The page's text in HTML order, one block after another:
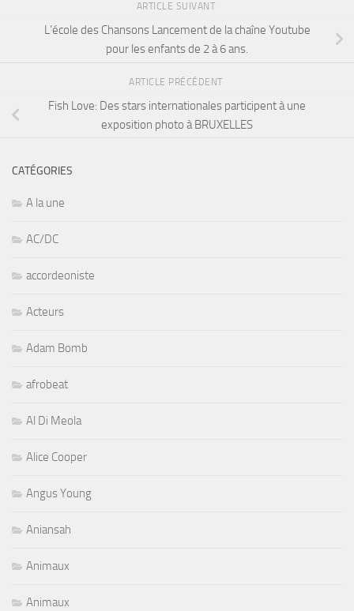
ARTICLE SUIVANT
L’école des Chansons Lancement de la chaîne Youtube
pour les enfants de 2 à 6 ans.
ARTICLE PRÉCÉDENT
Fish Love: Des stars internationales participent à une
exposition photo à BRUXELLES
CATÉGORIES
A la une
AC/DC
accordeoniste
Acteurs
Adam Bomb
afrobeat
Al Di Meola
Alice Cooper
Angus Young
Aniansah
Animaux
Animaux